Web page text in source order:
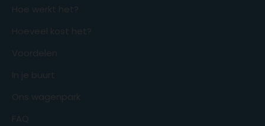
Hoe werkt het?
Hoeveel kost het?
Voordelen
In je buurt
Ons wagenpark
FAQ